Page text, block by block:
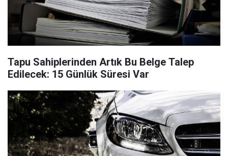
Tapu Sahiplerinden Artık Bu Belge Talep
Edilecek: 15 Günlük Süresi Var